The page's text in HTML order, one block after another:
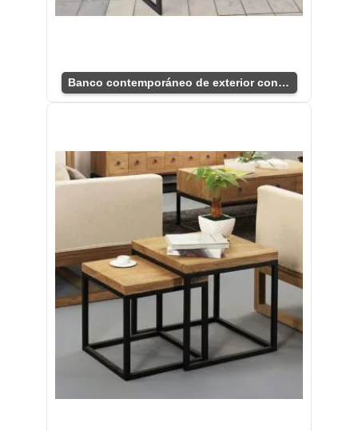
Banco contemporáneo de exterior con respaldo robusto